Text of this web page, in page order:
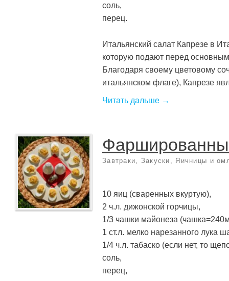
соль,
перец.
Итальянский салат Капрезе в
которую подают перед
Благодаря своему цветовому
итальянском флаге), Капрезе
Читать дальше →
Завтраки, Закуски , Яичницы и
10 яиц (сваренных вкуртую),
2 ч.л. дижонской горчицы,
1/3 чашки майонеза
1 ст.л. мелко нарезанного лука
1/4 ч.л. табаско (если нет, то
соль,
перец,